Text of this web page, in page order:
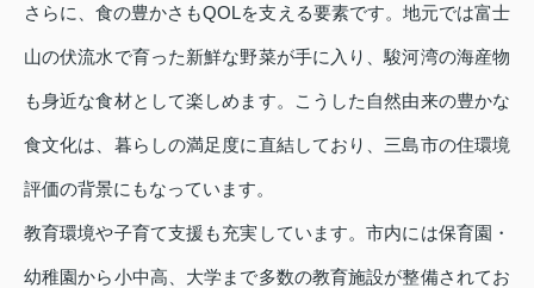
さらに、食の豊かさもQOLを支える要素です。地元では富士
山の伏流水で育った新鮮な野菜が手に入り、駿河湾の海産物
も身近な食材として楽しめます。こうした自然由来の豊かな
食文化は、暮らしの満足度に直結しており、三島市の住環境
評価の背景にもなっています。
教育環境や子育て支援も充実しています。市内には保育園・
幼稚園から小中高、大学まで多数の教育施設が整備されてお